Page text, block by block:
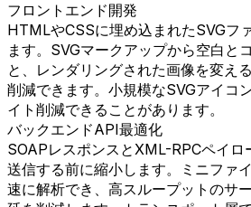
フロントエンド開発
HTMLやCSSに埋め込まれたSVGフ
ます。SVGマークアップから空白と
と、レンダリングされた画像を変え
削減できます。小規模なSVGアイコ
イト削減できることがあります。
バックエンドAPI最適化
SOAPレスポンスとXML-RPCペイロ
送信する前に縮小します。ミニファ
速に解析でき、高スループットのサ